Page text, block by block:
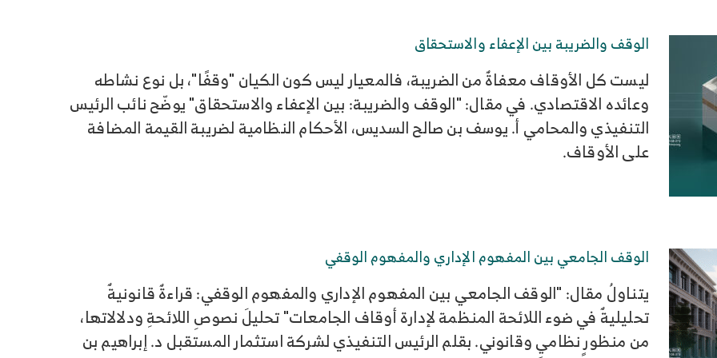
الوقف والضريبة بين الإعفاء والاستحقاق
ليست كل الأوقاف معفاةٌ من الضريبة، فالمعيار ليس كون الكيان "وقفًا"، بل نوع نشاطه
وعائده الاقتصادي. في مقال: "الوقف والضريبة: بين الإعفاء والاستحقاق" يوضّح نائب الرئيس
التنفيذي والمحامي أ. يوسف بن صالح السديس، الأحكام النظامية لضريبة القيمة المضافة
على الأوقاف.
الوقف الجامعي بين المفهوم الإداري والمفهوم الوقفي
يتناولُ مقال: "الوقف الجامعي بين المفهوم الإداري والمفهوم الوقفي: قراءةٌ قانونيةٌ
تحليليةٌ في ضوء اللائحة المنظمة لإدارة أوقاف الجامعات" تحليلَ نصوصِ اللائحةِ ودلالاتها،
من منظورٍ نظاميٍ وقانوني. بقلم الرئيس التنفيذي لشركة استثمار المستقبل د. إبراهيم بن